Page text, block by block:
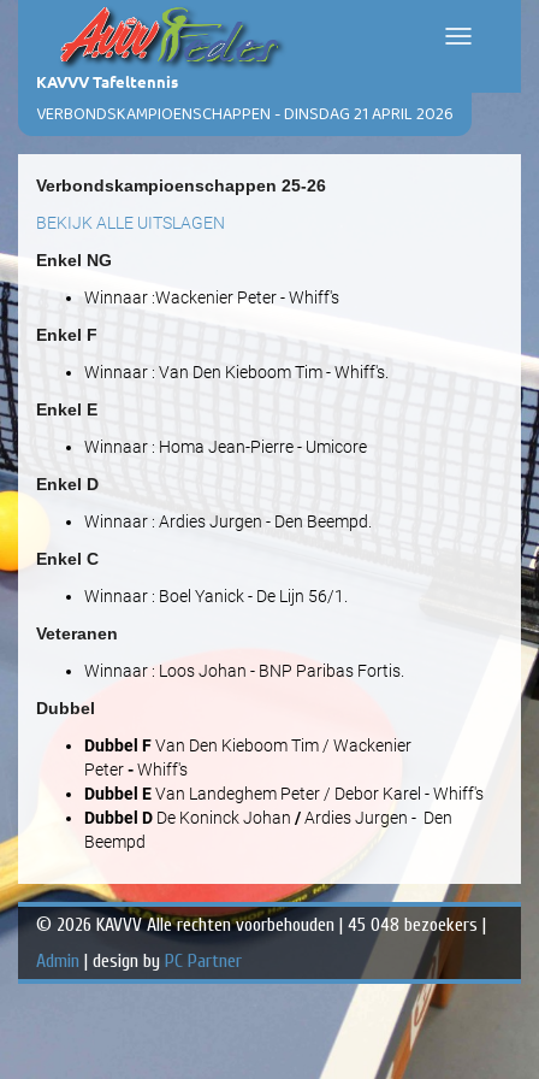
Toggle
KAVVV Tafeltennis
VERBONDSKAMPIOENSCHAPPEN - DINSDAG 21 APRIL 2026
Verbondskampioenschappen 25-26
BEKIJK ALLE UITSLAGEN
Enkel NG
Winnaar :Wackenier Peter - Whiff's
Enkel F
Winnaar : Van Den Kieboom Tim - Whiff's.
Enkel E
Winnaar : Homa Jean-Pierre - Umicore
Enkel D
Winnaar : Ardies Jurgen - Den Beempd.
Enkel C
Winnaar : Boel Yanick - De Lijn 56/1.
Veteranen
Winnaar : Loos Johan - BNP Paribas Fortis.
Dubbel
Dubbel FVan Den Kieboom Tim / Wackenier
Peter-Whiff's
Dubbel EVan Landeghem Peter / Debor Karel - Whiff's
Dubbel D De Koninck Johan /Ardies Jurgen - Den
Beempd
© 2026 KAVVV Alle rechten voorbehouden | 45 048 bezoekers |
Admin | design by PC Partner